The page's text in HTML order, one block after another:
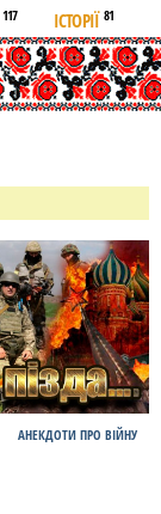
117 ІСТОРІЇ 81
АНЕКДОТИ ПРО ВІЙНУ